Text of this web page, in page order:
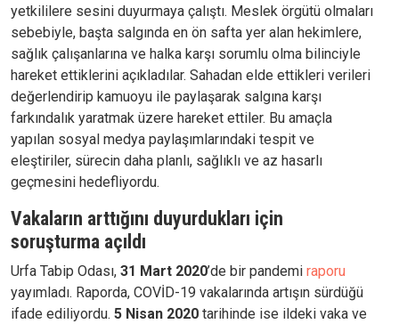
yetkililere sesini duyurmaya çalıştı. Meslek örgütü olmaları
sebebiyle, başta salgında en ön safta yer alan hekimlere,
sağlık çalışanlarına ve halka karşı sorumlu olma bilinciyle
hareket ettiklerini açıkladılar. Sahadan elde ettikleri verileri
değerlendirip kamuoyu ile paylaşarak salgına karşı
farkındalık yaratmak üzere hareket ettiler. Bu amaçla
yapılan sosyal medya paylaşımlarındaki tespit ve
eleştiriler, sürecin daha planlı, sağlıklı ve az hasarlı
geçmesini hedefliyordu.
Vakaların arttığını duyurdukları için
soruşturma açıldı
Urfa Tabip Odası, 31 Mart 2020’de bir pandemi raporu
yayımladı. Raporda, COVİD-19 vakalarında artışın sürdüğü
ifade ediliyordu. 5 Nisan 2020 tarihinde ise ildeki vaka ve